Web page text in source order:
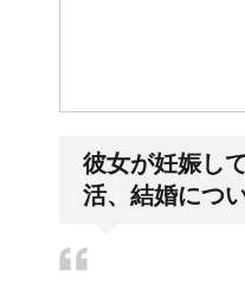
彼女が妊娠し
活、結婚につ